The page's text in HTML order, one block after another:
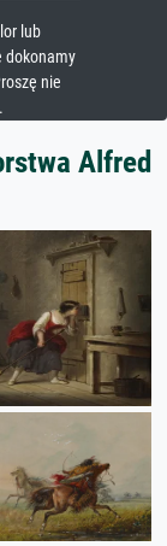
lub
dokonamy
nie
Alfred